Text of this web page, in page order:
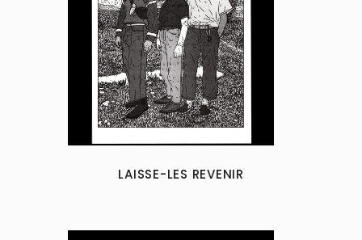
LAISSE-LES REVENIR